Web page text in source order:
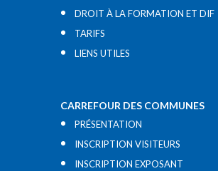
DROIT À LA FORMATION ET DIF
TARIFS
LIENS UTILES​
CARREFOUR DES COMMUNES
PRÉSENTATION
INSCRIPTION VISITEURS
INSCRIPTION EXPOSANT